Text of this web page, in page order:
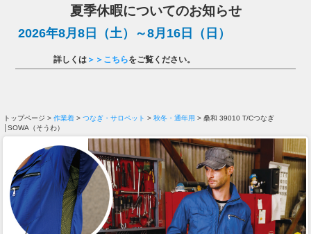
夏季休暇についてのお知らせ
2026年8月8日（土）～8月16日（日）
詳しくは ＞＞こちらをご覧ください。
トップページ > 作業着 > つなぎ・サロペット > 秋冬・通年用 > 桑和 39010 T/Cつなぎ
│SOWA（そうわ）